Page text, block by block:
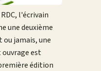
l'écrivain
une deuxième
jamais, une
ouvrage est
édition